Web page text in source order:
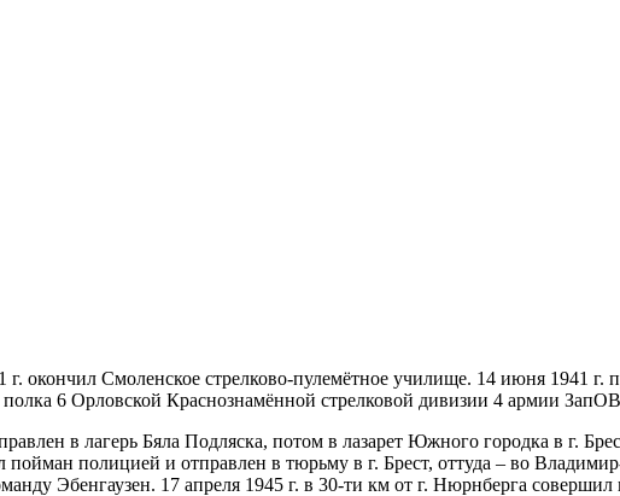
окончил Смоленское стрелково-пулемётное училище. 14 июня 1941 г.
полка 6 Орловской Краснознамённой стрелковой дивизии 4 армии
в лагерь Бяла Подляска, потом в лазарет Южного городка в г.
полицией и отправлен в тюрьму в г. Брест, оттуда – во
Эбенгаузен. 17 апреля 1945 г. в 30-ти км от г. Нюрнберга